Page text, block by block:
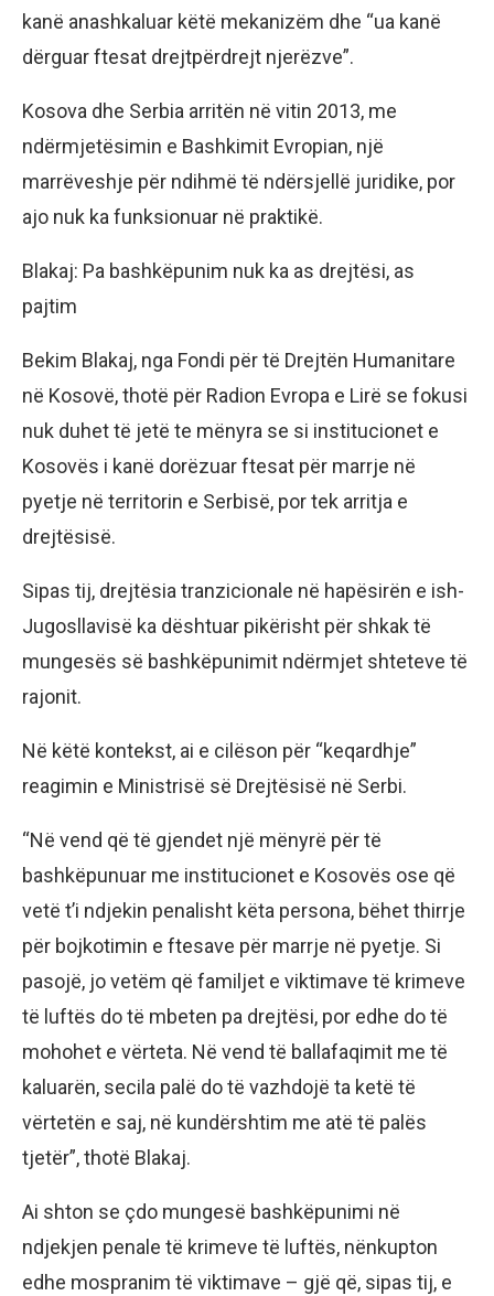
kanë anashkaluar këtë mekanizëm dhe “ua kanë
dërguar ftesat drejtpërdrejt njerëzve”.
Kosova dhe Serbia arritën në vitin 2013, me
ndërmjetësimin e Bashkimit Evropian, një
marrëveshje për ndihmë të ndërsjellë juridike, por
ajo nuk ka funksionuar në praktikë.
Blakaj: Pa bashkëpunim nuk ka as drejtësi, as
pajtim
Bekim Blakaj, nga Fondi për të Drejtën Humanitare
në Kosovë, thotë për Radion Evropa e Lirë se fokusi
nuk duhet të jetë te mënyra se si institucionet e
Kosovës i kanë dorëzuar ftesat për marrje në
pyetje në territorin e Serbisë, por tek arritja e
drejtësisë.
Sipas tij, drejtësia tranzicionale në hapësirën e ish-
Jugosllavisë ka dështuar pikërisht për shkak të
mungesës së bashkëpunimit ndërmjet shteteve të
rajonit.
Në këtë kontekst, ai e cilëson për “keqardhje”
reagimin e Ministrisë së Drejtësisë në Serbi.
“Në vend që të gjendet një mënyrë për të
bashkëpunuar me institucionet e Kosovës ose që
vetë t’i ndjekin penalisht këta persona, bëhet thirrje
për bojkotimin e ftesave për marrje në pyetje. Si
pasojë, jo vetëm që familjet e viktimave të krimeve
të luftës do të mbeten pa drejtësi, por edhe do të
mohohet e vërteta. Në vend të ballafaqimit me të
kaluarën, secila palë do të vazhdojë ta ketë të
vërtetën e saj, në kundërshtim me atë të palës
tjetër”, thotë Blakaj.
Ai shton se çdo mungesë bashkëpunimi në
ndjekjen penale të krimeve të luftës, nënkupton
edhe mospranim të viktimave – gjë që, sipas tij, e